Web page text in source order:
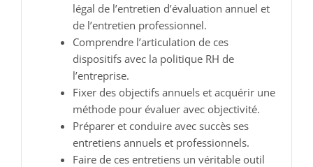
légal de l’entretien d’évaluation annuel et
de l’entretien professionnel.
Comprendre l’articulation de ces
dispositifs avec la politique RH de
l’entreprise.
Fixer des objectifs annuels et acquérir une
méthode pour évaluer avec objectivité.
Préparer et conduire avec succès ses
entretiens annuels et professionnels.
Faire de ces entretiens un véritable outil